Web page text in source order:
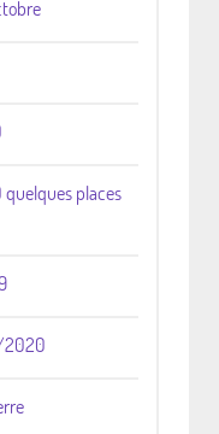
places
2020